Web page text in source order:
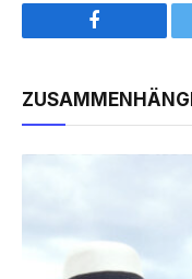
Facebook